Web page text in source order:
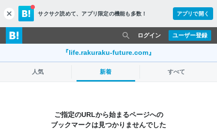
c
l
o
s
サクサク読めて、 アプリ限定の機能も多数！ アプリで開く
ユーザー登録
ログイン
『life.rakuraku-future.com』
人気 新着 すべて
ご指定のURLから始まるページへの
ブックマークは見つかりませんでした